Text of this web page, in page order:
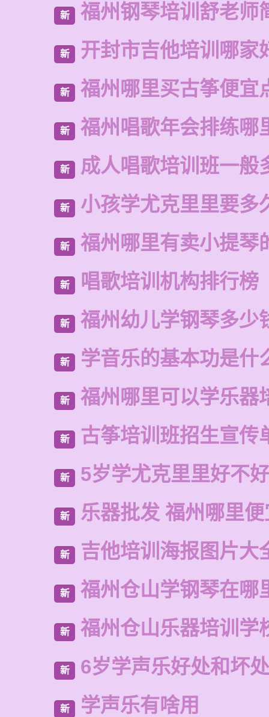
新 福州钢琴培训舒老师
新 开封市吉他培训哪家
新 福州哪里买古筝便宜
新 福州唱歌年会排练哪
新 成人唱歌培训班一般
新 小孩学尤克里里要多
新 福州哪里有卖小提琴
新 唱歌培训机构排行榜
新 福州幼儿学钢琴多少
新 学音乐的基本功是什
新 福州哪里可以学乐器
新 古筝培训班招生宣传
新 5岁学尤克里里好不好
新 乐器批发 福州哪里便
新 吉他培训海报图片大
新 福州仓山学钢琴在哪
新 福州仓山乐器培训学
新 6岁学声乐好处和坏处
新 学声乐有啥用